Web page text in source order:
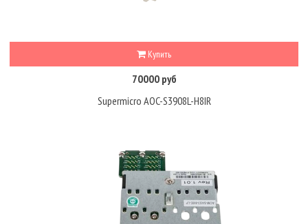
Купить
70000 руб
Supermicro AOC-S3908L-H8IR